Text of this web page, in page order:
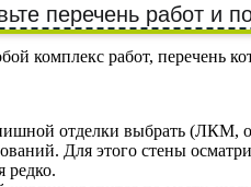
перечень работ и
комплекс работ, перечень
отделки выбрать (ЛКМ,
Для этого стены
редко.